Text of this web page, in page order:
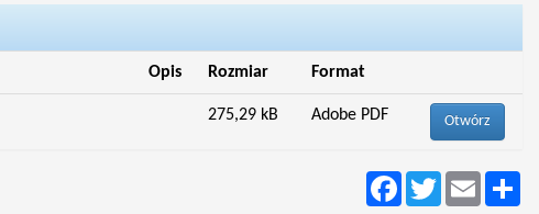
Opis Rozmiar Format
275,29 kB Adobe PDF Otwórz
Facebook
TwitterEmail